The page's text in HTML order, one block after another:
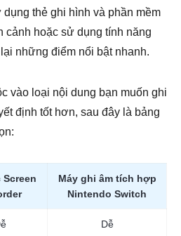
thẻ ghi hình và phần mềm
cảnh hoặc sử dụng tính năng
những điểm nổi bật nhanh.
vào loại nội dung bạn muốn ghi
định tốt hơn, sau đây là bảng
Screen
Máy ghi âm tích hợp
Nintendo Switch
Dễ